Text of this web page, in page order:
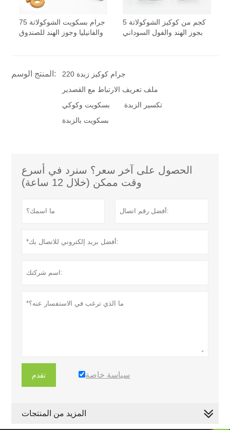
75 جرام بسكويت الشوكولاتة
والفانيليا وجوز الهند للصندوق
5 كجم من كوكيز الشوكولاتة
بجوز الهند والفول السوداني
المنتج الوسم:
220 جرام كوكيز زبدة
ملف تعريف الارتباط مع القصدير
بسكويت وكوكي
تكسير الزبدة
بسكويت بالزبدة
الحصول على آخر سعر؟ سنرد في أسرع
وقت ممكن (خلال 12 ساعة)
تقدم سياسة خاصة
المزيد من المنتجات